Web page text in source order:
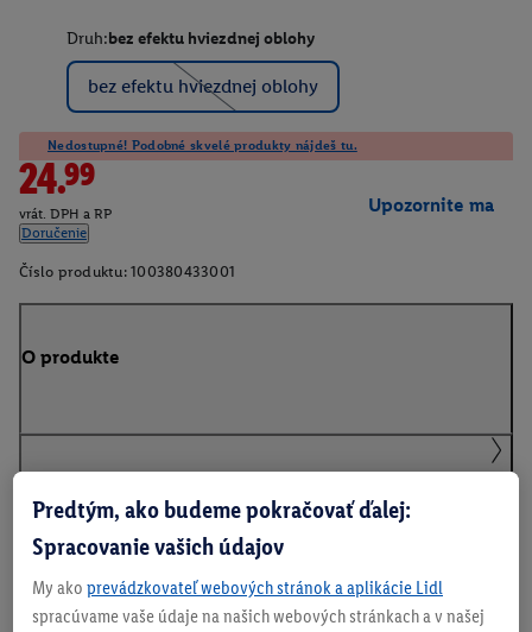
Druh:bez efektu hviezdnej oblohy
bez efektu hviezdnej oblohy
Nedostupné! Podobné skvelé produkty nájdeš tu.
24.99
vrát. DPH a RP
Doručenie
Upozornite ma
Číslo produktu: 100380433001
O produkte
Informácie o batériách podľa nariadenia EÚ o
batériách
Predtým, ako budeme pokračovať ďalej:
Spracovanie vašich údajov
My ako prevádzkovateľ webových stránok a aplikácie Lidl
spracúvame vaše údaje na našich webových stránkach a v našej